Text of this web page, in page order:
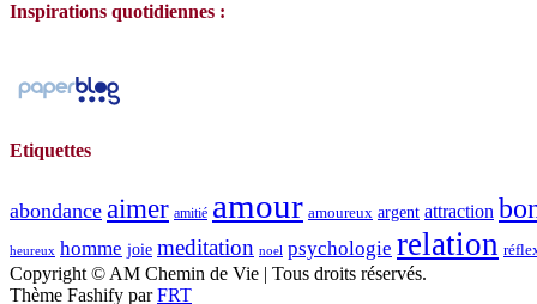
Inspirations quotidiennes :
Etiquettes
abondance aimer amitié amour amoureux argent attraction
heureux homme joie meditation noel psychologie relation
Copyright © AM Chemin de Vie | Tous droits réservés.
Thème Fashify parFRT